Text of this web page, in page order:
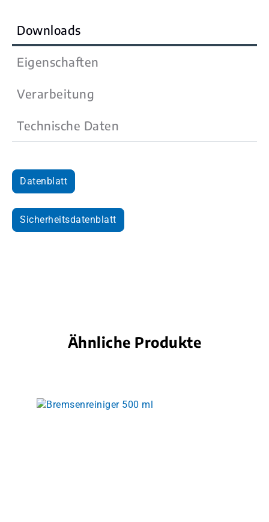
Downloads
Eigenschaften
Verarbeitung
Technische Daten
Datenblatt
Sicherheitsdatenblatt
Ähnliche Produkte